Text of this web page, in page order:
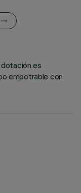
dotación es
empotrable con